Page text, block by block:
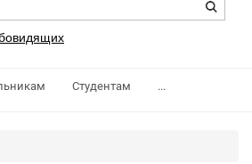
Студентам ...